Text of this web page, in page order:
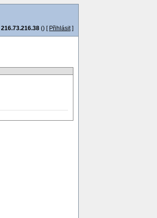
216.73.216.38 () [ Přihlásit]